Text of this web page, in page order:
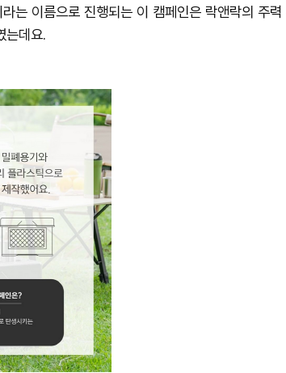
이름으로 진행되는 이 캠페인은 락앤락의 주력
는데요.